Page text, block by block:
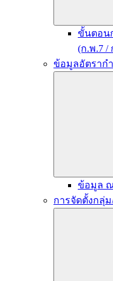
ขั้นตอน
(ก.พ.7 /
ข้อมูลอัตราก
ข้อมูล ณ
การจัดตั้งกลุ่ม